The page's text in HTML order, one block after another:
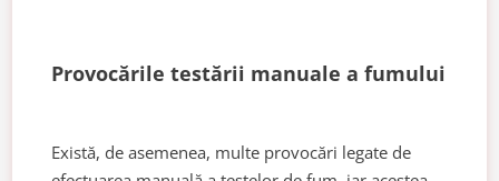
Provocările testării manuale a fumului
Există, de asemenea, multe provocări legate de